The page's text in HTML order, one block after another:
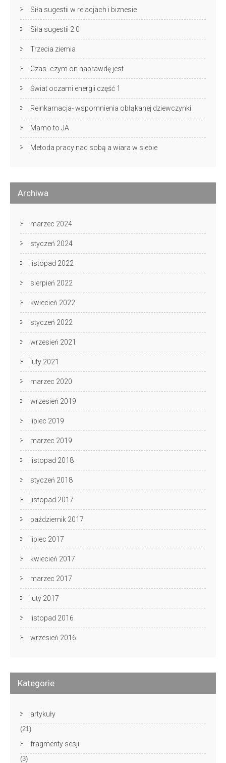
Siła sugestii w relacjach i biznesie
Siła sugestii 2.0
Trzecia ziemia
Czas- czym on naprawdę jest
Świat oczami energii część 1
Reinkarnacja- wspomnienia obłąkanej dziewczynki
Mamo to JA
Metoda pracy nad sobą a wiara w siebie
Archiwa
marzec 2024
styczeń 2024
listopad 2022
sierpień 2022
kwiecień 2022
styczeń 2022
wrzesień 2021
luty 2021
marzec 2020
wrzesień 2019
lipiec 2019
marzec 2019
listopad 2018
styczeń 2018
listopad 2017
październik 2017
lipiec 2017
kwiecień 2017
marzec 2017
luty 2017
listopad 2016
wrzesień 2016
Kategorie
artykuły
(21)
fragmenty sesji
(3)